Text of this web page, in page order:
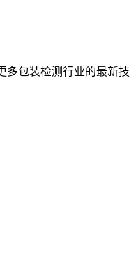
多包装检测行业的最新技